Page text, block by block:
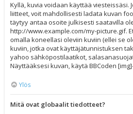
Kyllä, kuvia voidaan käyttää viesteissäsi.
liitteet, voit mahdollisesti ladata kuvan
täytyy antaa osoite julkisesti saatavilla
http://www.example.com/my-picture.gif.
omalla koneellasi oleviin kuviin (ellei se
kuviin, jotka ovat käyttäjätunnistuksen
yahoo sähköpostilaatikot,
Näyttääksesi kuvan, käytä BBCoden
Ylös
Mitä ovat globaalit tiedotteet?